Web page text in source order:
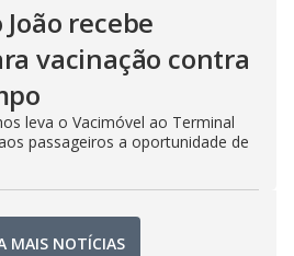
recebe
vacinação contra
leva o Vacimóvel ao Terminal
passageiros a oportunidade de
MAIS NOTÍCIAS